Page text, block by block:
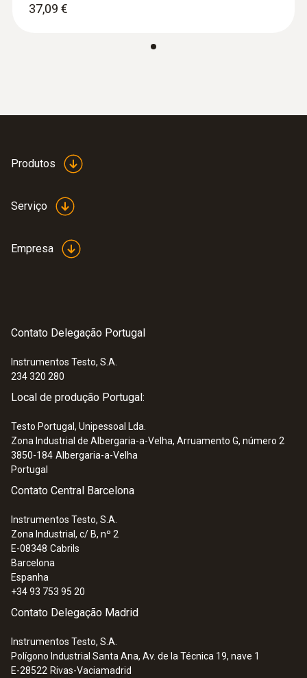
termopar cruzado, também para superfícies
períodos até +500 °C, TP Tipo K
Termopar com adaptador TP, flexível,
comp. 800 mm, fibra de ... - Termopar,
flexível, comp. 800 mm, fibra de vidro
Termopar com adaptador TP, flexível, comp.
800 mm, fibra de vidro, TP Tipo K
31,50 €
37,09 €
Produtos
Serviço
Empresa
Contato Delegação Portugal
Instrumentos Testo, S.A.
234 320 280
Local de produção Portugal:
Testo Portugal, Unipessoal Lda.
Zona Industrial de Albergaria-a-Velha, Arruamento G, número 2
3850-184 Albergaria-a-Velha
Portugal
Contato Central Barcelona
Instrumentos Testo, S.A.
Zona Industrial, c/ B, nº 2
E-08348 Cabrils
Barcelona
Espanha
+34 93 753 95 20
Contato Delegação Madrid
Instrumentos Testo, S.A.
Polígono Industrial Santa Ana, Av. de la Técnica 19, nave 1
E-28522 Rivas-Vaciamadrid